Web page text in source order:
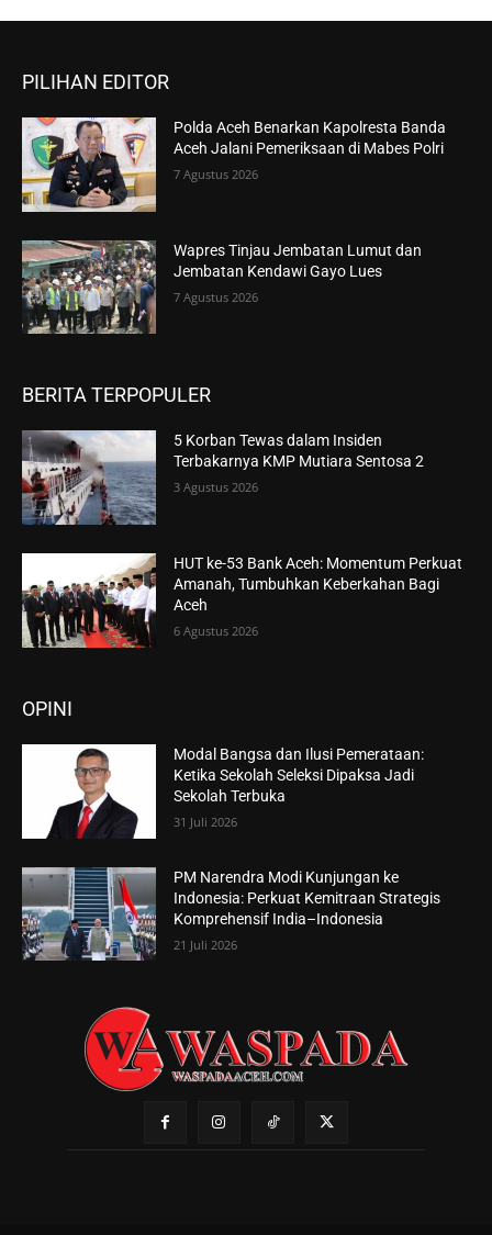
PILIHAN EDITOR
Polda Aceh Benarkan Kapolresta Banda
Aceh Jalani Pemeriksaan di Mabes Polri
7 Agustus 2026
Wapres Tinjau Jembatan Lumut dan
Jembatan Kendawi Gayo Lues
7 Agustus 2026
BERITA TERPOPULER
5 Korban Tewas dalam Insiden
Terbakarnya KMP Mutiara Sentosa 2
3 Agustus 2026
HUT ke-53 Bank Aceh: Momentum Perkuat
Amanah, Tumbuhkan Keberkahan Bagi
Aceh
6 Agustus 2026
OPINI
Modal Bangsa dan Ilusi Pemerataan:
Ketika Sekolah Seleksi Dipaksa Jadi
Sekolah Terbuka
31 Juli 2026
PM Narendra Modi Kunjungan ke
Indonesia: Perkuat Kemitraan Strategis
Komprehensif India–Indonesia
21 Juli 2026